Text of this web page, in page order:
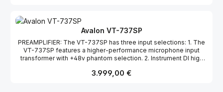
Avalon VT-737SP
PREAMPLIFIER: The VT-737SP has three input selections: 1. The
VT-737SP features a higher-performance microphone input
transformer with +48v phantom selection. 2. Instrument DI high
input, discrete high-level Class A. The Class A preamplifier
Regulärer Preis:
3.999,00 €